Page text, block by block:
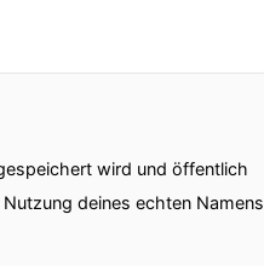
wenig Argumente die
so die Recken
wird und öffentlich
deines echten Namens